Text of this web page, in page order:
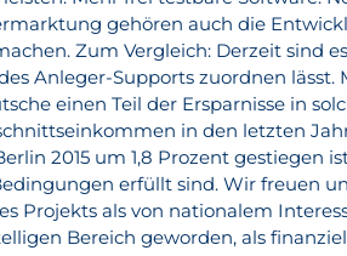
gehören auch die
Zum Vergleich: Derzeit sind
Anleger-Supports zuordnen
einen Teil der Ersparnisse in
in den letzten
2015 um 1,8 Prozent gestiegen
erfüllt sind. Wir freuen
Projekts als von nationalem
Bereich geworden, als